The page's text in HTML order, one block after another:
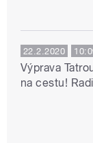
22.2.2020
Výprava
na cestu!